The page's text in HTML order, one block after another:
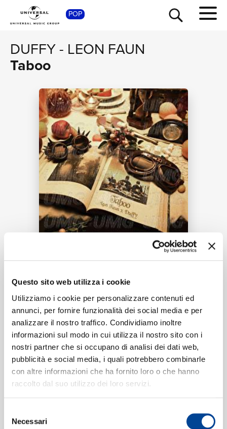
Questo sito web utilizza i cookie
Utilizziamo i cookie per personalizzare contenuti ed
annunci, per fornire funzionalità dei social media e per
analizzare il nostro traffico. Condividiamo inoltre
informazioni sul modo in cui utilizza il nostro sito con i
nostri partner che si occupano di analisi dei dati web,
pubblicità e social media, i quali potrebbero combinarle
con altre informazioni che ha fornito loro o che hanno
raccolto dal suo utilizzo dei loro servizi.
delNecessari
POP
DUFFY- LEON FAUN
Taboo
1 Taboo
02:10
Leon Faun, Duffy
Formati disponibili:
UPC:00602507153595
SHOP
TOUR NEWS
RICERCA
CHI SIAMO
CONTATTI
NEWSLETTER